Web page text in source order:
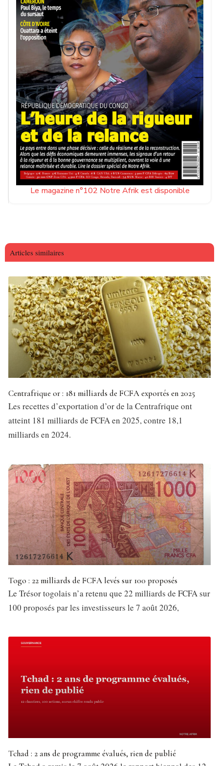
Le magazine n°102 Notre Afrik est disponible
Articles similaires
Centrafrique or : 181 milliards de FCFA exportés en 2025
Les recettes d’exportation d’or de la Centrafrique ont
atteint 181 milliards de FCFA en 2025, contre 18,1
milliards en 2024.
Togo : 22 milliards de FCFA levés sur 100 proposés
Le Trésor togolais n’a retenu que 22 milliards de FCFA sur
100 proposés par les investisseurs le 7 août 2026,
Tchad : 2 ans de programme évalués, rien de publié